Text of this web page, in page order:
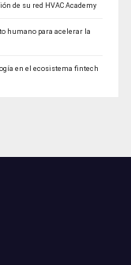
de su red HVAC Academy
humano para acelerar la
en el ecosistema fintech